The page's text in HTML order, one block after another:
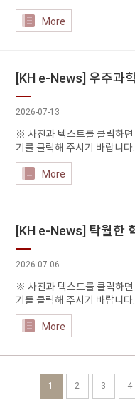
More
[KH e-News] 우주과
2026-07-13
※ 사진과 텍스트를 클릭하
More
[KH e-News] 탁월한
2026-07-06
※ 사진과 텍스트를 클릭하
More
1 2 3 4